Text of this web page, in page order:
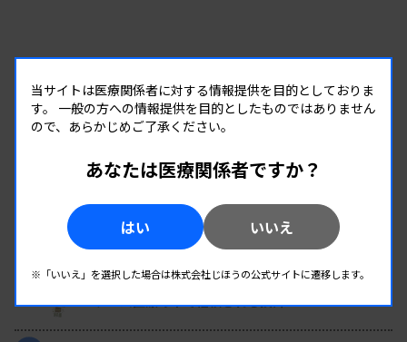
RANKING
人気の記事
新人臨床検査技師の歩き方 ［第16回］
チーム医療の中で信頼される技師
当サイトは医療関係者に対する情報提供を目的としておりま
す。 一般の方への情報提供を目的としたものではありません
ので、あらかじめご了承ください。
あなたは医療関係者ですか？
はい いいえ
※「いいえ」を選択した場合は株式会社じほうの公式サイトに遷移します。